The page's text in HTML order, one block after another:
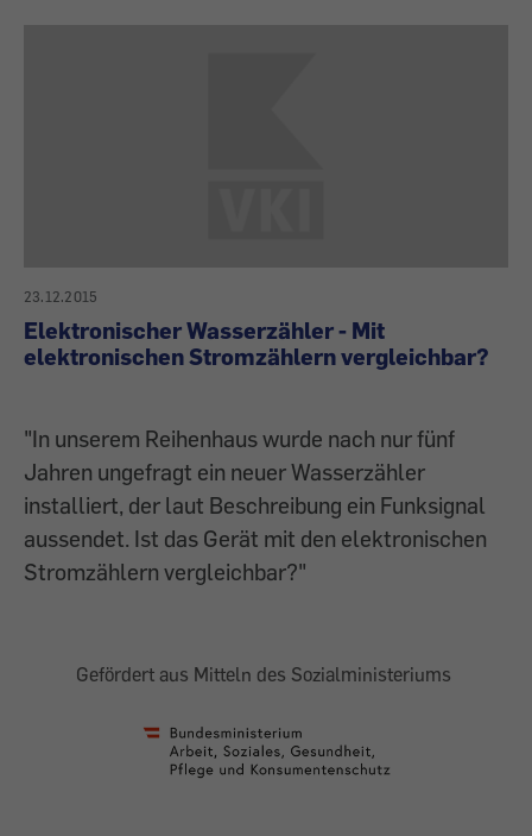
23.12.2015
Elektronischer Wasserzähler - Mit
elektronischen Stromzählern vergleichbar?
"In unserem Reihenhaus wurde nach nur fünf
Jahren ungefragt ein neuer Wasserzähler
installiert, der laut Beschreibung ein Funksignal
aussendet. Ist das Gerät mit den elektronischen
Stromzählern vergleichbar?"
Gefördert aus Mitteln des Sozialministeriums